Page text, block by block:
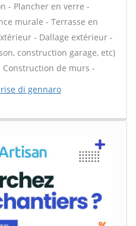
- Plancher en verre -
murale - Terrasse en
- Dallage extérieur -
construction garage, etc)
de murs -
di gennaro